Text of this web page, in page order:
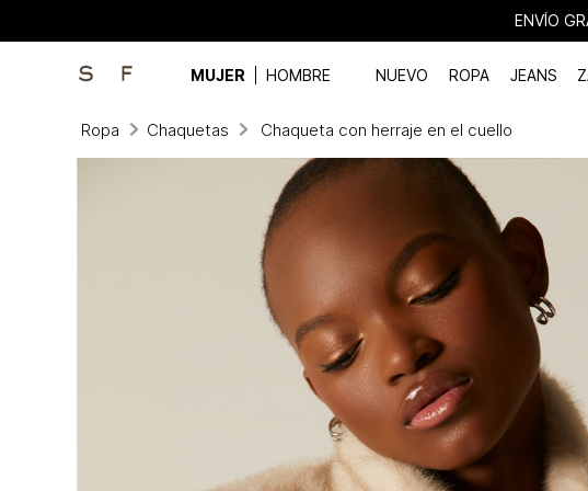
ENVÍO
MUJER HOMBRE NUEVO ROPA JEANS
Ropa Chaquetas Chaqueta con herraje en el cuello